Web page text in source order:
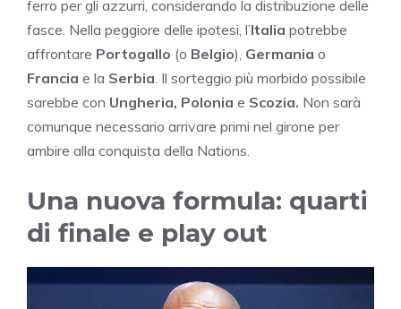
ferro per gli azzurri, considerando la distribuzione delle
fasce. Nella peggiore delle ipotesi, l’Italia potrebbe
affrontare Portogallo (o Belgio), Germania o
Francia e la Serbia . Il sorteggio più morbido possibile
sarebbe con Ungheria, Polonia e Scozia. Non sarà
comunque necessario arrivare primi nel girone per
ambire alla conquista della Nations.
Una nuova formula: quarti
di finale e play out